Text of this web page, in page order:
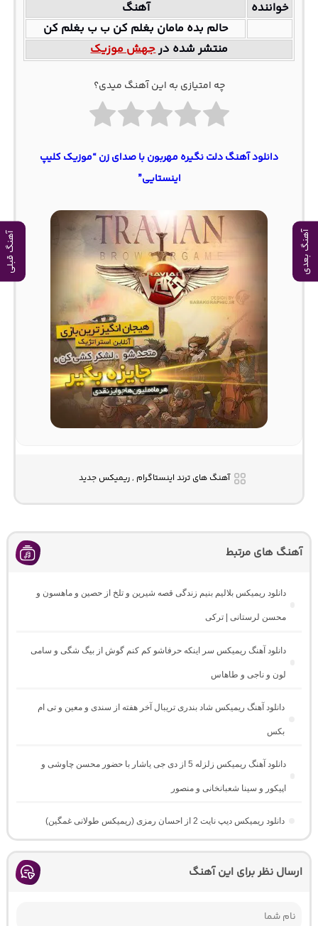
آهنگ بعدی آهنگ قبلی
خواننده
آهنگ
حالم بده مامان بغلم کن ب ب بغلم کن
منتشر شده درجهش موزیک
چه امتیازی به این آهنگ میدی؟
دانلود آهنگ دلت نگیره مهربون با صدای زن “موزیک کلیپ
اینستایی”
آهنگ های ترند اینستاگرام , ریمیکس جدید
آهنگ های مرتبط
دانلود ریمیکس بلالیم بنیم زندگی قصه شیرین و تلخ از حصین و ماهسون و
محسن لرستانی | ترکی
دانلود آهنگ ریمیکس سر اینکه حرفاشو کم کنم گوش از بیگ شگی و سامی
لون و ناجی و طاهاس
دانلود آهنگ ریمیکس شاد بندری تریبال آخر هفته از سندی و معین و تی ام
بکس
دانلود آهنگ ریمیکس زلزله 5 از دی جی یاشار با حضور محسن چاوشی و
اپیکور و سینا شعبانخانی و منصور
دانلود ریمیکس دیپ نایت 2 از احسان رمزی (ریمیکس طولانی غمگین)
ارسال نظر برای این آهنگ